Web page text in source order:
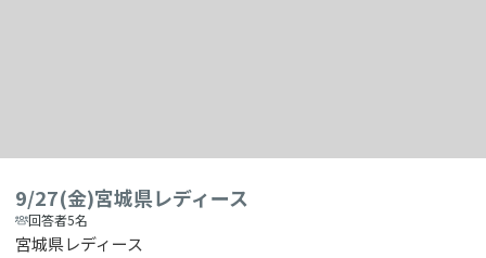
9/27(金)宮城県レディース
回答者5名
宮城県レディース